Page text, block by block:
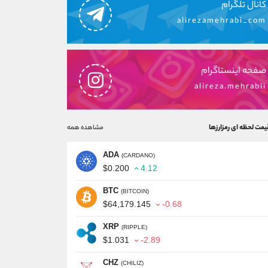
کانال تلگرام
alirezamehrabi_com
صفحه اینستاگرام
alireza.mehrabii
لحظه ای رمزارزها مشاهده همه
ADA (CARDANO)
$0.200 4.12
BTC (BITCOIN)
$64,179.145 -0.68
XRP (RIPPLE)
$1.031 -2.89
CHZ (CHILIZ)